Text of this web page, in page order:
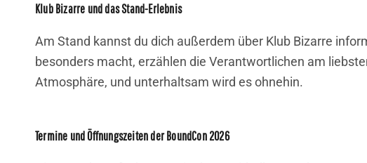
Klub Bizarre und das Stand-Erlebnis
Am Stand kannst du dich außerdem über Klub Bizarre
besonders macht, erzählen die Verantwortlichen am
Atmosphäre, und unterhaltsam wird es ohnehin.
Termine und Öffnungszeiten der BoundCon 2026